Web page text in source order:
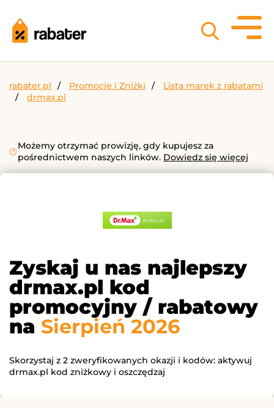
rabater.pl Promocje i Zniżki
Lista marek z rabatami
drmax.pl
Możemy otrzymać prowizję, gdy kupujesz za
pośrednictwem naszych linków. Dowiedz się więcej
Zyskaj u nas najlepszy
drmax.pl kod
promocyjny / rabatowy
na Sierpień 2026
Skorzystaj z 2 zweryfikowanych okazji i kodów: aktywuj
drmax.pl kod zniżkowy i oszczędzaj